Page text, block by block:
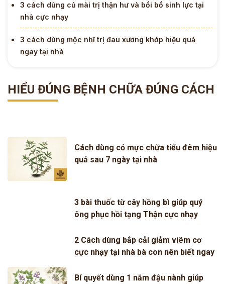
3 cách dùng củ mài trị thận hư và bồi bổ sinh lực tại
nhà cực nhạy
3 cách dùng mộc nhĩ trị đau xương khớp hiệu quả
ngay tại nhà
HIỂU ĐÚNG BỆNH CHỮA ĐÚNG CÁCH
Cách dùng cỏ mực chữa tiểu đêm hiệu
quả sau 7 ngày tại nhà
3 bài thuốc từ cây hồng bì giúp quý
ông phục hồi tạng Thận cực nhạy
2 Cách dùng bắp cải giảm viêm cơ
cực nhạy tại nhà bà con nên biết ngay
Bí quyết dùng 1 nắm đậu nành giúp